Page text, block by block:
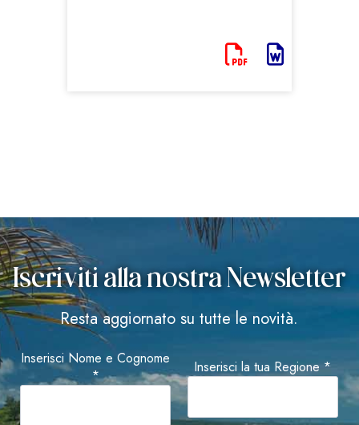
Iscriviti alla nostra Newsletter
Resta aggiornato su tutte le novità.
Inserisci Nome e Cognome
*
Inserisci la tua Regione *